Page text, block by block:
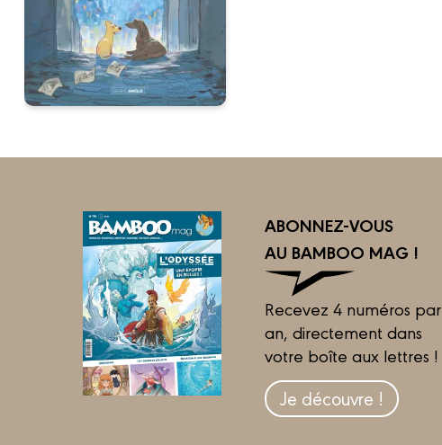
ABONNEZ-VOUS
AU BAMBOO MAG !
Recevez 4 numéros par
an, directement dans
votre boîte aux lettres !
Je découvre !